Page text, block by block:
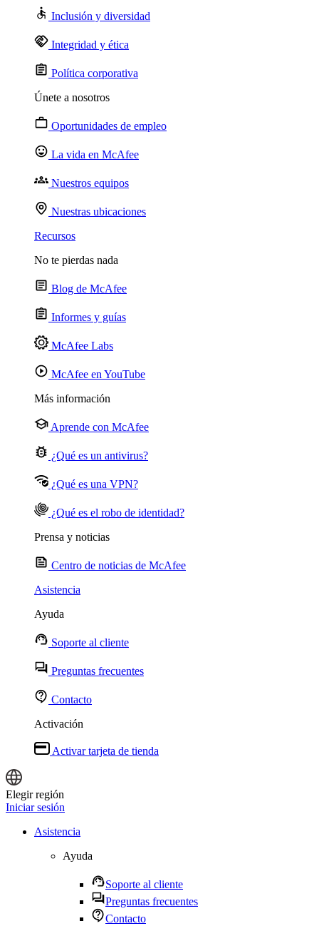
Inclusión y diversidad
Integridad y ética
Política corporativa
Únete a nosotros
Oportunidades de empleo
La vida en McAfee
Nuestros equipos
Nuestras ubicaciones
Recursos
No te pierdas nada
Blog de McAfee
Informes y guías
McAfee Labs
McAfee en YouTube
Más información
Aprende con McAfee
¿Qué es un antivirus?
¿Qué es una VPN?
¿Qué es el robo de identidad?
Prensa y noticias
Centro de noticias de McAfee
Asistencia
Ayuda
Soporte al cliente
Preguntas frecuentes
Contacto
Activación
Activar tarjeta de tienda
Elegir región
Iniciar sesión
Asistencia
Ayuda
Soporte al cliente
Preguntas frecuentes
Contacto